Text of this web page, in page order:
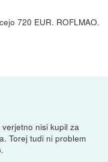
720 EUR. ROFLMAO.
nisi kupil za
Torej tudi ni problem